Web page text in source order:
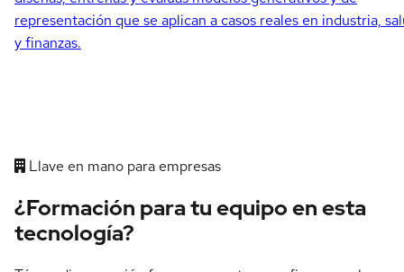
representación que se aplican a casos reales en industria,
y finanzas.
Llave en mano para empresas
¿Formación para tu equipo en esta
tecnología?